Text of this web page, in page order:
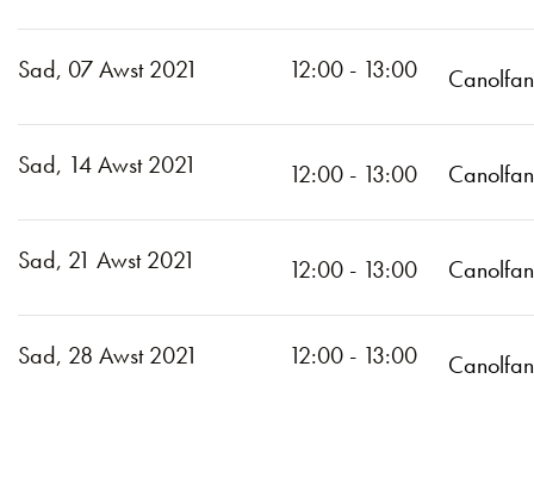
Sad, 07 Awst 2021 12:00 - 13:00
Sad, 14 Awst 2021 12:00 - 13:00
Sad, 21 Awst 2021 12:00 - 13:00​​​​​​​
Sad, 28 Awst 2021 12:00 - 13:00